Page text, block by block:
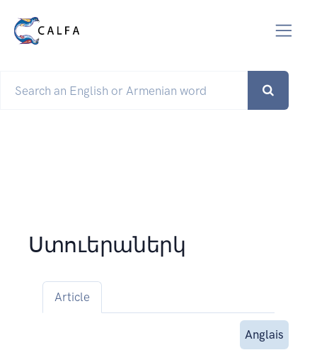
Ստուերաներկ
Article
Anglais